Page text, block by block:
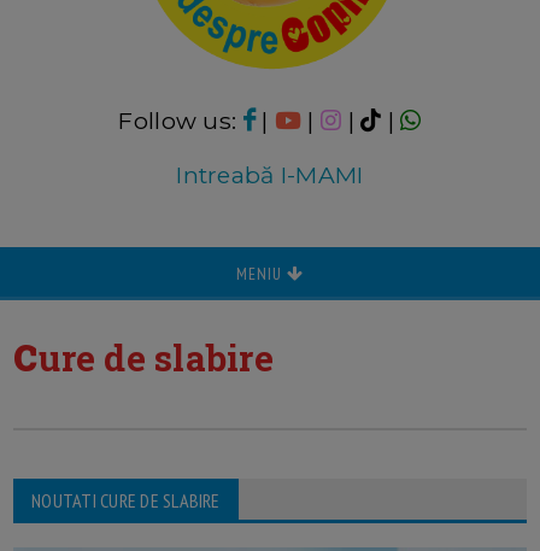
Follow us: | | |
|
Intreabă I-MAMI
MENIU
cure de slabire
NOUTATI CURE DE SLABIRE